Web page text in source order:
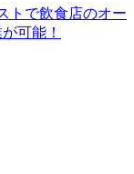
トで飲食店のオー
可能！